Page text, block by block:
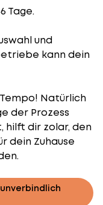
Tage.
und
kann dein
Natürlich
der Prozess
hilft dir zolar, den
dein Zuhause